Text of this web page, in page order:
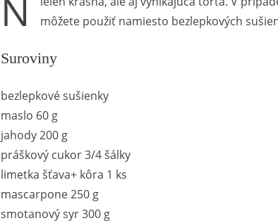
N
môžete použiť namiesto bezlepkových
Suroviny
bezlepkové sušienky
maslo 60 g
jahody 200 g
práškový cukor 3/4 šálky
limetka šťava+ kôra 1 ks
mascarpone 250 g
smotanový syr 300 g